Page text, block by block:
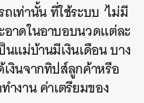
เท่านั้น ที่ใช้ระบบ ‘ไม่มี
อาดในอาบอบนวดแต่ละ
แม่บ้านมีเงินเดือน บาง
งินจากทิปส์ลูกค้าหรือ
ำงาน ค่าเตรียมของ